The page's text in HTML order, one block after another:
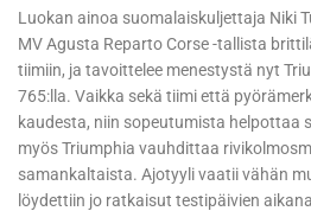
Luokan ainoa suomalaiskuljettaja Niki
MV Agusta Reparto Corse -tallista
tiimiin, ja tavoittelee menestystä nyt
765:lla. Vaikka sekä tiimi että
kaudesta, niin sopeutumista helpottaa
myös Triumphia vauhdittaa
samankaltaista. Ajotyyli vaatii vähän
löydettiin jo ratkaisut testipäivien